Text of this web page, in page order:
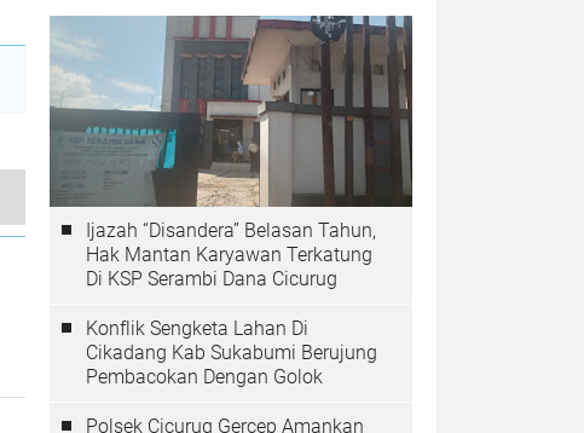
Ijazah “Disandera” Belasan Tahun,
Hak Mantan Karyawan Terkatung
Di KSP Serambi Dana Cicurug
Konflik Sengketa Lahan Di
Cikadang Kab Sukabumi Berujung
Pembacokan Dengan Golok
Polsek Cicurug Gercep Amankan